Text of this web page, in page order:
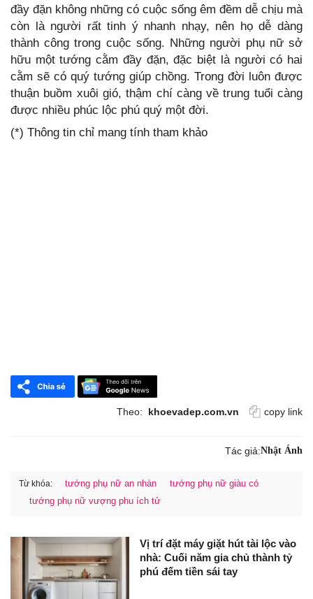
đầy đặn không những có cuộc sống êm đềm dễ chịu mà
còn là người rất tinh ý nhanh nhạy, nên họ dễ dàng
thành công trong cuộc sống. Những người phụ nữ sở
hữu một tướng cằm đầy đặn, đặc biệt là người có hai
cằm sẽ có quý tướng giúp chồng. Trong đời luôn được
thuận buồm xuôi gió, thậm chí càng về trung tuổi càng
được nhiều phúc lộc phú quý một đời.
(*) Thông tin chỉ mang tính tham khảo
Theo: khoevadep.com.vn copy link
Tác giả:Nhật Ánh
Từ khóa: tướng phụ nữ an nhàn
tướng phụ nữ giàu có
tướng phụ nữ vượng phu ích tử
Vị trí đặt máy giặt hút tài lộc vào
nhà: Cuối năm gia chủ thành tỷ
phú đếm tiền sái tay